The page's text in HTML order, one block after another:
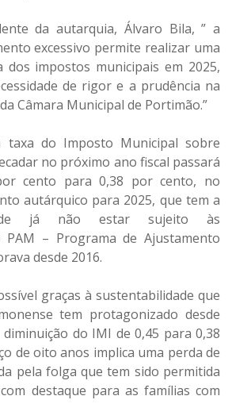
da autarquia, Álvaro Bila, ” a
excessivo permite realizar uma
dos impostos municipais em 2025,
de rigor e a prudência na
Câmara Municipal de Portimão.”
taxa do Imposto Municipal sobre
no próximo ano fiscal passará
cento para 0,38 por cento, no
autárquico para 2025, que tem a
de já não estar sujeito às
PAM – Programa de Ajustamento
desde 2016.
graças à sustentabilidade que
tem protagonizado desde
do IMI de 0,45 para 0,38
de oito anos implica uma perda de
pela folga que tem sido permitida
destaque para as famílias com